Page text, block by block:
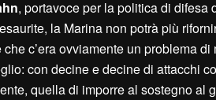
, portavoce per la politica di difesa
la Marina non potrà più
c’era ovviamente un problema di
con decine e decine di attacchi
quella di imporre al sostegno al